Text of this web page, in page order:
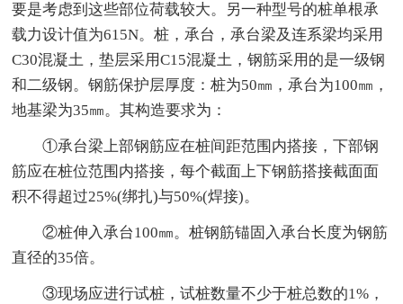
要是考虑到这些部位荷载较大。另一种型号的桩单根承
载力设计值为615N。桩，承台，承台梁及连系梁均采用
C30混凝土，垫层采用C15混凝土，钢筋采用的是一级钢
和二级钢。钢筋保护层厚度：桩为50㎜，承台为100㎜，
地基梁为35㎜。其构造要求为：
①承台梁上部钢筋应在桩间距范围内搭接，下部钢
筋应在桩位范围内搭接，每个截面上下钢筋搭接截面面
积不得超过25%(绑扎)与50%(焊接)。
②桩伸入承台100㎜。桩钢筋锚固入承台长度为钢筋
直径的35倍。
③现场应进行试桩，试桩数量不少于桩总数的1%，